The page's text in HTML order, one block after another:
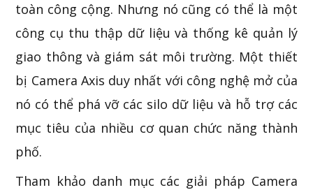
toàn công cộng. Nhưng nó cũng có thể là một
công cụ thu thập dữ liệu và thống kê quản lý
giao thông và giám sát môi trường. Một thiết
bị Camera Axis duy nhất với công nghệ mở của
nó có thể phá vỡ các silo dữ liệu và hỗ trợ các
mục tiêu của nhiều cơ quan chức năng thành
phố.
Tham khảo danh mục các giải pháp Camera